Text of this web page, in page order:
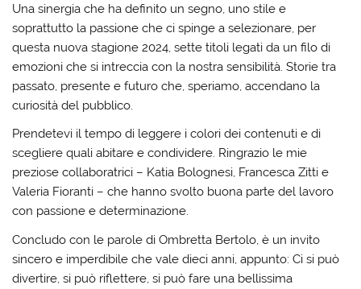
Una sinergia che ha definito un segno, uno stile e
soprattutto la passione che ci spinge a selezionare, per
questa nuova stagione 2024, sette titoli legati da un filo di
emozioni che si intreccia con la nostra sensibilità. Storie tra
passato, presente e futuro che, speriamo, accendano la
curiosità del pubblico.
Prendetevi il tempo di leggere i colori dei contenuti e di
scegliere quali abitare e condividere. Ringrazio le mie
preziose collaboratrici – Katia Bolognesi, Francesca Zitti e
Valeria Fioranti – che hanno svolto buona parte del lavoro
con passione e determinazione.
Concludo con le parole di Ombretta Bertolo, è un invito
sincero e imperdibile che vale dieci anni, appunto: Ci si può
divertire, si può riflettere, si può fare una bellissima